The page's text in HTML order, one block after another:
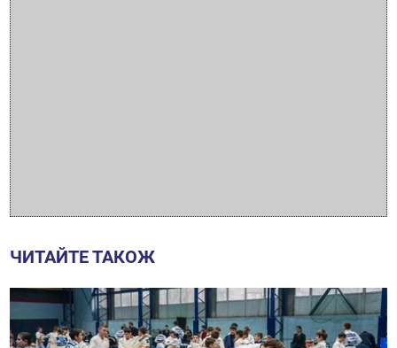
ЧИТАЙТЕ ТАКОЖ